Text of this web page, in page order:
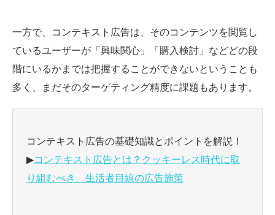
一方で、コンテキスト広告は、そのコンテンツを閲覧し
ているユーザーが「興味関心」「購入検討」などどの段
階にいるかまでは把握することができないということも
多く、まだそのターゲティング精度に課題もあります。
コンテキスト広告の基礎知識とポイントを解説！
▶コンテキスト広告とは？クッキーレス時代に取
り組むべき、生活者目線の広告施策